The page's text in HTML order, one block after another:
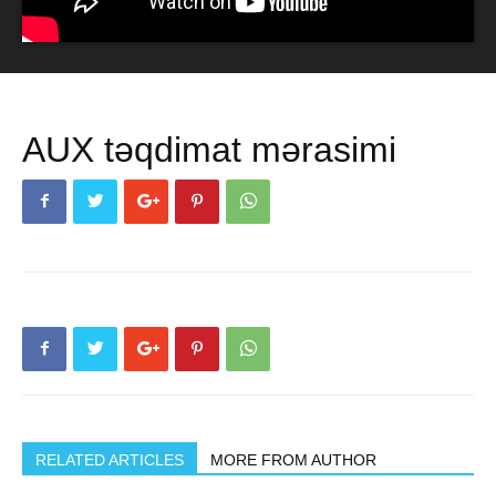
AUX təqdimat mərasimi
RELATED ARTICLES MORE FROM AUTHOR